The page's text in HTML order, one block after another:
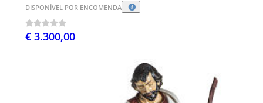
DISPONÍVEL POR ENCOMENDA
€ 3.300,00